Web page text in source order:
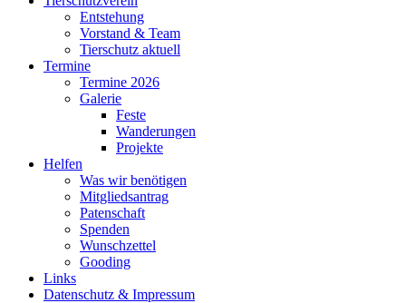
Entstehung
Vorstand & Team
Tierschutz aktuell
Termine
Termine 2026
Galerie
Feste
Wanderungen
Projekte
Helfen
Was wir benötigen
Mitgliedsantrag
Patenschaft
Spenden
Wunschzettel
Gooding
Links
Datenschutz & Impressum